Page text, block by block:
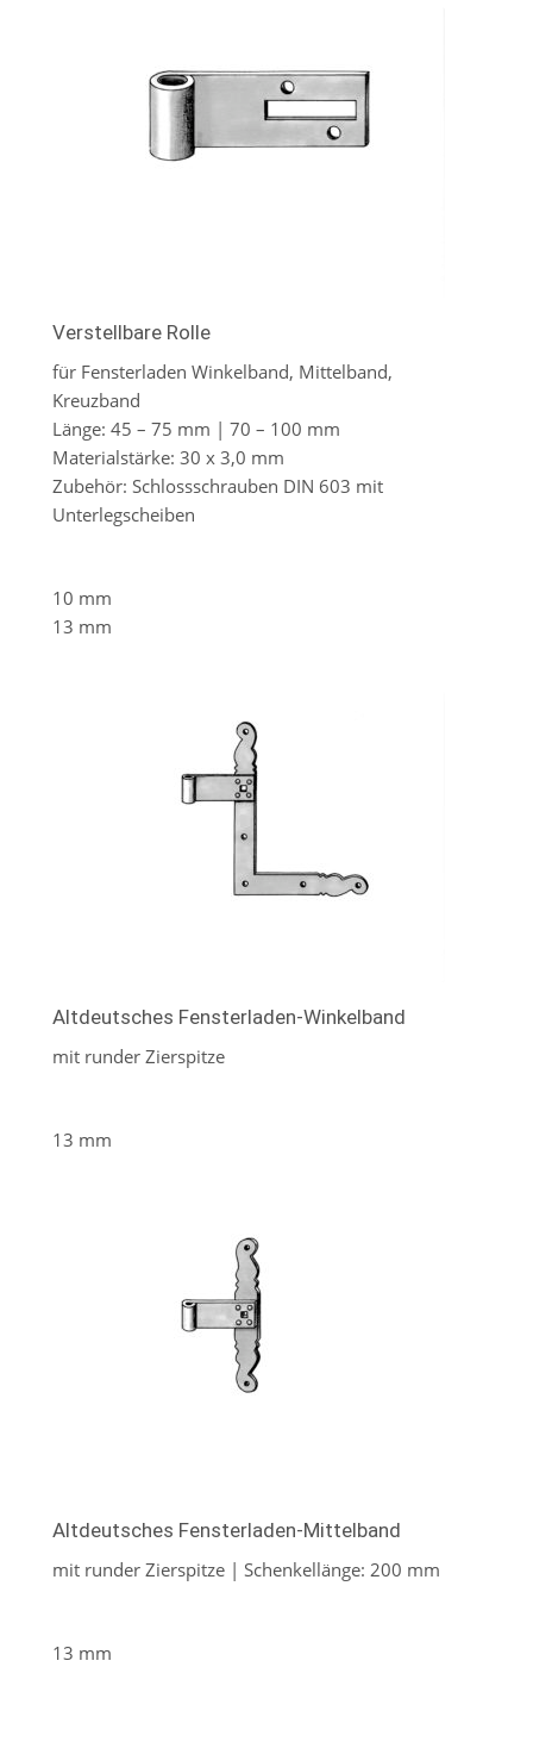
Verstellbare Rolle
für Fensterladen Winkelband, Mittelband,
Kreuzband
Länge: 45 – 75 mm | 70 – 100 mm
Materialstärke: 30 x 3,0 mm
Zubehör: Schlossschrauben DIN 603 mit
Unterlegscheiben
10 mm
13 mm
Altdeutsches Fensterladen-Winkelband
mit runder Zierspitze
13 mm
Altdeutsches Fensterladen-Mittelband
mit runder Zierspitze | Schenkellänge: 200 mm
13 mm